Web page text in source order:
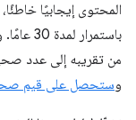
المحتوى إيجابيًا
من تقريبه إلى عدد
وستحصل على قيم